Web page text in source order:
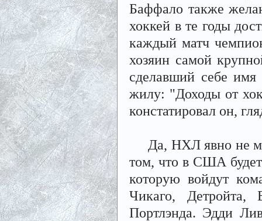
Баффало также
хоккей в те годы
каждый матч
хозяин самой
сделавший себе
жилу: "Доходы от
констатировал он,
Да, НХЛ явно не
том, что в США будет
которую войдут
Чикаго, Детройта,
Портлэнда. Эдди